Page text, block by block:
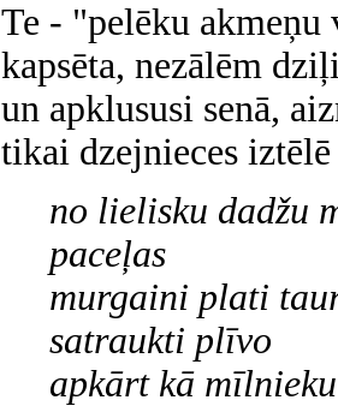
Te - "pelēku
kapsēta, nezālēm
un apklususi senā,
tikai dzejnieces
no lielisku dadžu
paceļas
murgaini plati
satraukti plīvo
apkārt kā